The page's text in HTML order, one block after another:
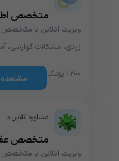
متخصص
ویزیت آنلاین با متخصص
زردی، مشکلات گوارشی،
۲۰۰+ پزشک
مشاوره آنلاین با
متخصص
ویزیت آنلاین با متخصص